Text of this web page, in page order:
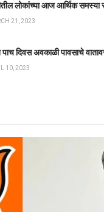
लोकांच्या आज आर्थिक समस्या
21, 2023
पाच दिवस अवकाळी पावसाचे
10, 2023